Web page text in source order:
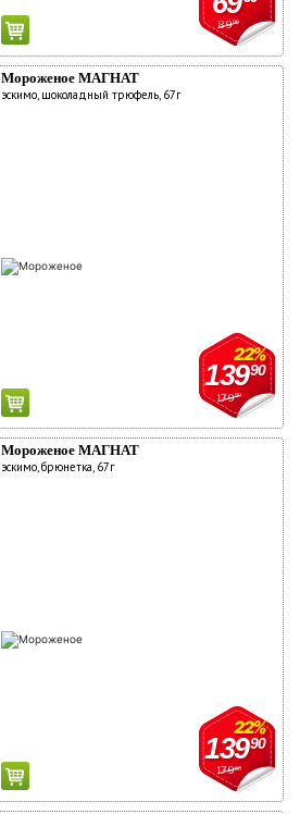
8990
Мороженое МАГНАТ
эскимо, шоколадный трюфель, 67г
17990
22%
13990
Мороженое МАГНАТ
эскимо, брюнетка, 67г
17990
22%
13990